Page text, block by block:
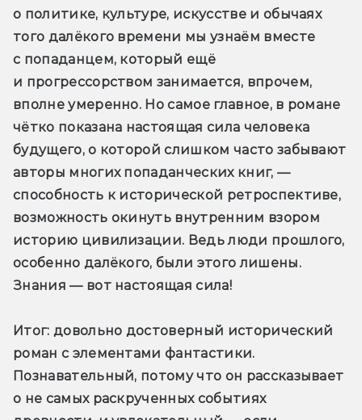
о политике, культуре, искусстве и обычаях
того далёкого времени мы узнаём вместе
с попаданцем, который ещё
и прогрессорством занимается, впрочем,
вполне умеренно. Но самое главное, в романе
чётко показана настоящая сила человека
будущего, о которой слишком часто забывают
авторы многих попаданческих книг, —
способность к исторической ретроспективе,
возможность окинуть внутренним взором
историю цивилизации. Ведь люди прошлого,
особенно далёкого, были этого лишены.
Знания — вот настоящая сила!
Итог: довольно достоверный исторический
роман с элементами фантастики.
Познавательный, потому что он рассказывает
о не самых раскрученных событиях